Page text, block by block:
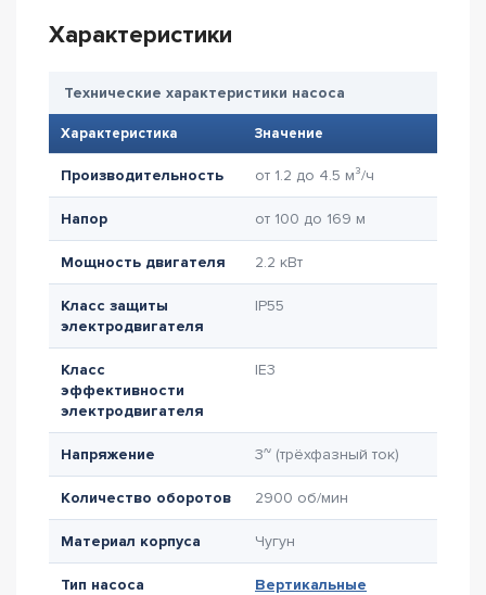
Характеристики
Технические характеристики насоса
Характеристика Значение
Производительность от 1.2 до 4.5 м³/ч
Напор от 100 до 169 м
Мощность двигателя 2.2 кВт
Класс защиты
электродвигателя
IP55
Класс
эффективности
электродвигателя
IE3
Напряжение 3~ (трёхфазный ток)
Количество оборотов 2900 об/мин
Материал корпуса Чугун
Тип насоса
Вертикальные